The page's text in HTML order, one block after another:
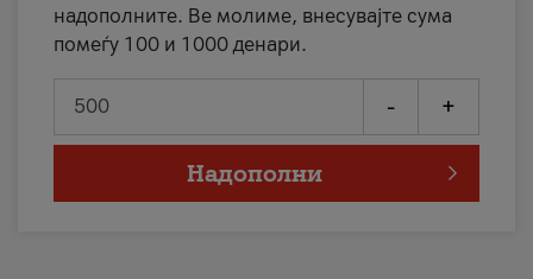
надополните. Ве молиме, внесувајте сума
помеѓу 100 и 1000 денари.
- +
Надополни